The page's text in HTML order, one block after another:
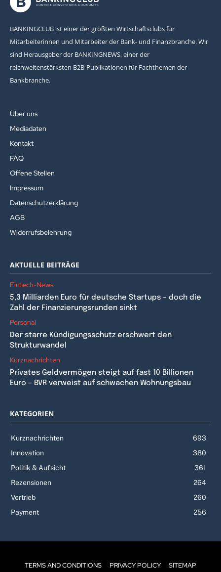
BANKINGCLUB ist einer der größten Wirtschaftsclubs für
Mitarbeiterinnen und Mitarbeiter der Bank- und Finanzbranche. Wir
sind Herausgeber der BANKINGNEWS, einer der
reichweitenstärksten B2B-Publikationen für Fachthemen der
Bankbranche.
Über uns
Mediadaten
Kontakt
FAQ
Offene Stellen
Impressum
Datenschutzerklärung
AGB
Widerrufsbelehrung
AKTUELLE BEITRÄGE
Fintech-News
5,3 Milliarden Euro für deutsche Startups – doch die
Zahl der Finanzierungsrunden sinkt
Personal
Der starre Kündigungsschutz erschwert den
Strukturwandel
Kurznachrichten
Privates Geldvermögen steigt auf fast 10 Billionen
Euro – BVR verweist auf schwachen Wohnungsbau
KATEGORIEN
Kurznachrichten
693
Innovation
380
Politik & Aufsicht
361
Rezensionen
264
Vertrieb
260
Payment
256
TERMS AND CONDITIONS PRIVACY POLICY SITEMAP